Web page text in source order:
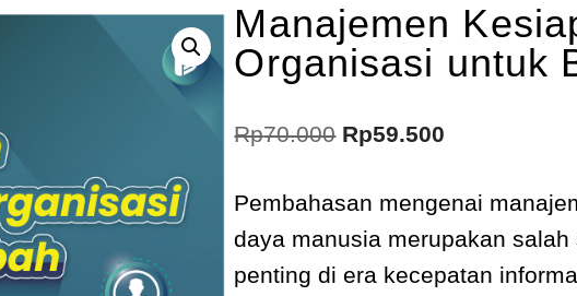
Manajemen
Organisasi untuk
Rp70.000 Rp59.500
Pembahasan mengenai
daya manusia merupakan salah
penting di era kecepatan